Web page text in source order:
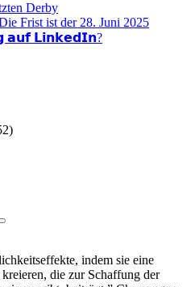
Derby
Frist ist der 28. Juni 2025
𝗮𝘂𝗳 𝗟𝗶𝗻𝗸𝗲𝗱𝗜𝗻?
indem sie eine
die zur Schaffung der